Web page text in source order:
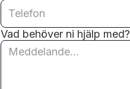
Vad behöver ni hjälp med?